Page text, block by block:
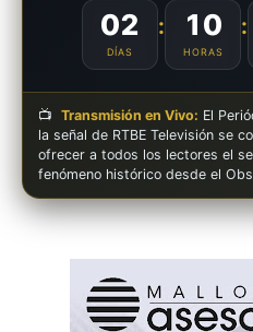
02
DÍAS
: 10
HORAS
:
📺 Transmisión en Vivo: El
la señal de RTBE Televisión se
ofrecer a todos los lectores el
fenómeno histórico desde el